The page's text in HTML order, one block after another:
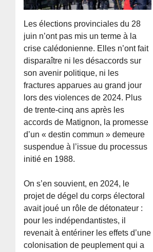
Les élections provinciales du 28
juin n’ont pas mis un terme à la
crise calédonienne. Elles n’ont fait
disparaître ni les désaccords sur
son avenir politique, ni les
fractures apparues au grand jour
lors des violences de 2024. Plus
de trente-cinq ans après les
accords de Matignon, la promesse
d’un « destin commun » demeure
suspendue à l’issue du processus
initié en 1988.
On s’en souvient, en 2024, le
projet de dégel du corps électoral
avait joué un rôle de détonateur :
pour les indépendantistes, il
revenait à entériner les effets d’une
colonisation de peuplement qui a